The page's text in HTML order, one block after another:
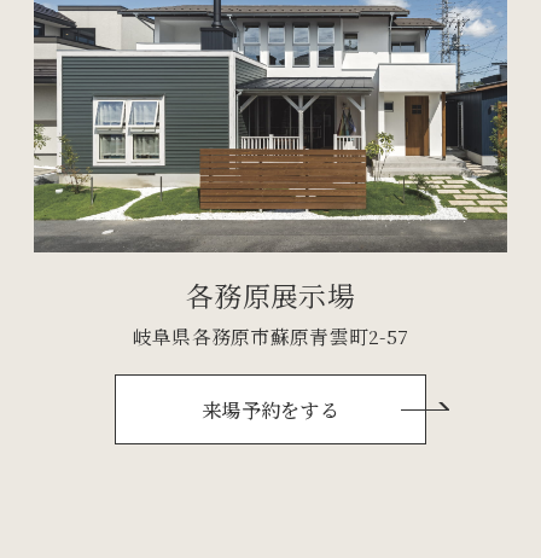
各務原展示場
岐阜県各務原市蘇原青雲町2-57
来場予約をする